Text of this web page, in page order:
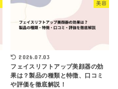
美容
2026.07.03
フェイスリフトアップ美顔器の効
果は？製品の種類と特徴、口コミ
や評価を徹底解説！